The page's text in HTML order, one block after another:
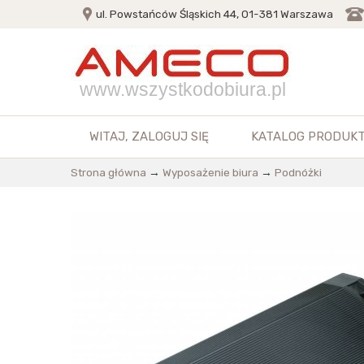
ul. Powstańców Śląskich 44, 01-381 Warszawa
www.wszystkodobiura.pl
WITAJ, ZALOGUJ SIĘ KATALOG
Strona główna → Wyposażenie biura → Podnóżki